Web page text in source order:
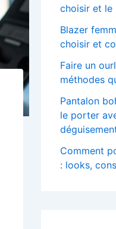
choisir et
Blazer
choisir et
Faire un
méthodes
Pantalon
le porter
Comment
: looks,